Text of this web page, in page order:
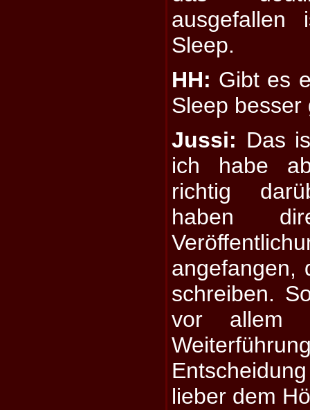
Sleep.
HH: Gibt es
Sleep besser
Jussi: Das
ich habe
richtig
haben
angefangen,
schreiben.
vor allem
lieber dem